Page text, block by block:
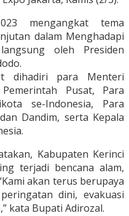
mengangkat tema
dalam Menghadapi
oleh Presiden
dihadiri para Menteri
Pusat, Para
se-Indonesia, Para
Dandim, serta Kepala
Kabupaten Kerinci
terjadi bencana alam,
akan terus berupaya
dini, evakuasi
kata Bupati Adirozal.